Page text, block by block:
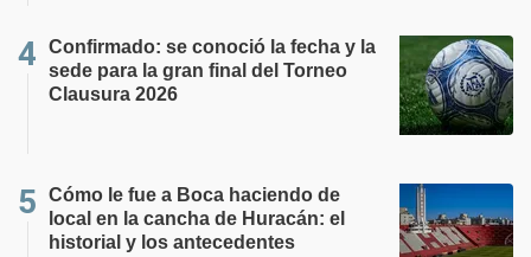
Confirmado: se conoció la fecha y la
sede para la gran final del Torneo
Clausura 2026
Cómo le fue a Boca haciendo de
local en la cancha de Huracán: el
historial y los antecedentes